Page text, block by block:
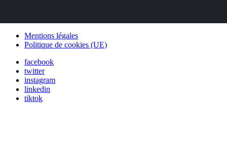
Mentions légales
Politique de cookies (UE)
facebook
twitter
instagram
linkedin
tiktok